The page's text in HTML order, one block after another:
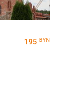
195 BYN